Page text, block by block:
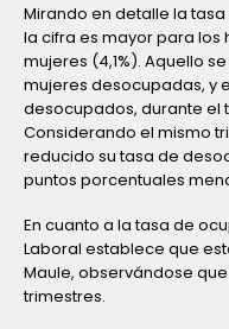
Mirando en detalle la
la cifra es mayor para los
mujeres (4,1%). Aquello
mujeres desocupadas, y
desocupados, durante el
Considerando el mismo
reducido su tasa de
puntos porcentuales
En cuanto a la tasa de
Laboral establece que
Maule, observándose
trimestres.